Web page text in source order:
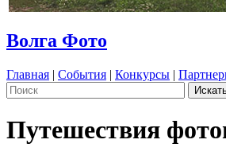
Волга Фото
Главная | События | Конкурсы |
Путешествия